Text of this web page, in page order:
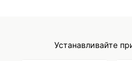
Устанавливайте